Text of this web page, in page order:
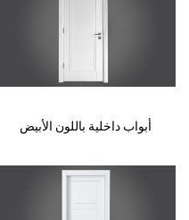
أبواب داخلية باللون الأبيض